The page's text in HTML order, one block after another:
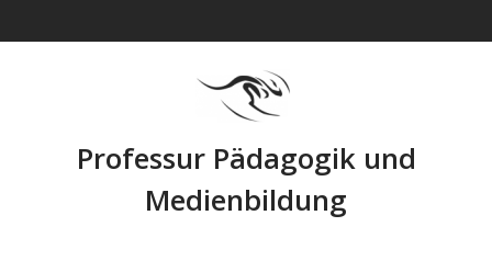
Professur Pädagogik und
Medienbildung